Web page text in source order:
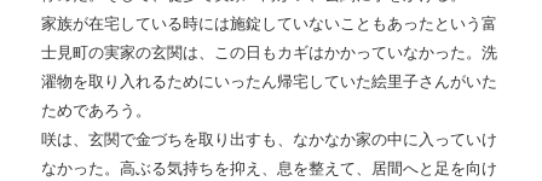
家族が在宅している時には施錠していないこともあったという富
士見町の実家の玄関は、この日もカギはかかっていなかった。洗
濯物を取り入れるためにいったん帰宅していた絵里子さんがいた
ためであろう。
咲は、玄関で金づちを取り出すも、なかなか家の中に入っていけ
なかった。高ぶる気持ちを抑え、息を整えて、居間へと足を向け